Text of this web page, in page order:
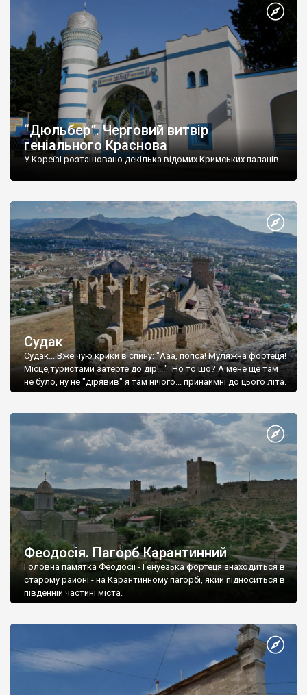
“Дюльбер”. Черговий витвір
геніального Краснова
У Кореїзі розташовано декілька відомих Кримських палаців.
Судак
Судак... Вже чую крики в спину: "Ааа, попса! Муляжна фортеця!
Місце,туристами затерте до дір!..." Но то шо? А мене ще там
не було, ну не "дірявив" я там нічого... принаймні до цього літа.
Феодосія. Пагорб Карантинний
Головна памятка Феодосії - Генуезька фортеця знаходиться в
старому районі - на Карантинному пагорбі, який підноситься в
південній частині міста.